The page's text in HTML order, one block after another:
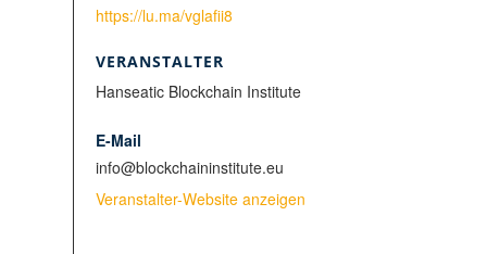
https://lu.ma/vglafii8
VERANSTALTER
Hanseatic Blockchain Institute
E-Mail
info@blockchaininstitute.eu
Veranstalter-Website anzeigen